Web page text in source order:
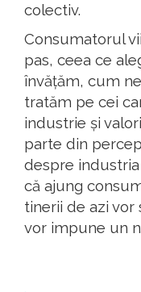
colectiv.
Consumatorul
pas, ceea ce
învățăm, cum
tratăm pe cei
industrie și
parte din
despre industria
că ajung
tinerii de azi vor
vor impune un